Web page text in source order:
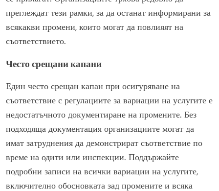
преглеждат тези рамки, за да останат информирани за
всякакви промени, които могат да повлияят на
съответствието.
Често срещани капани
Един често срещан капан при осигуряване на
съответствие с регулациите за вариации на услугите е
недостатъчното документиране на промените. Без
подходяща документация организациите могат да
имат затруднения да демонстрират съответствие по
време на одити или инспекции. Поддържайте
подробни записи на всички вариации на услугите,
включително обосновката зад промените и всяка